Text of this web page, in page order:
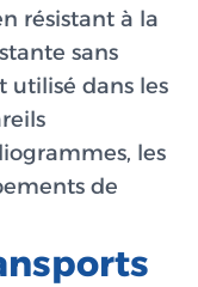
résistant à la
sans
utilisé dans les
les
de